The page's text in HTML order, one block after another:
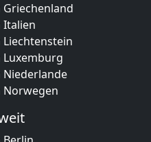
Italien
Norwegen